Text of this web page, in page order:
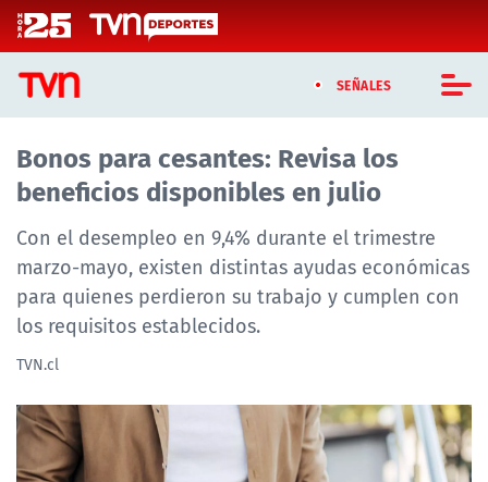
Click acá para ir directamente al contenido
SEÑALES
CASTING MASTERCHEF CHILE
CASTING TVN VERTICAL
TVN VERTICAL
TVN PLAY
PROGRAMAS
TELESERIES
NTV
Bonos para cesantes: Revisa los
beneficios disponibles en julio
Con el desempleo en 9,4% durante el trimestre
marzo-mayo, existen distintas ayudas económicas
para quienes perdieron su trabajo y cumplen con
los requisitos establecidos.
TVN.cl